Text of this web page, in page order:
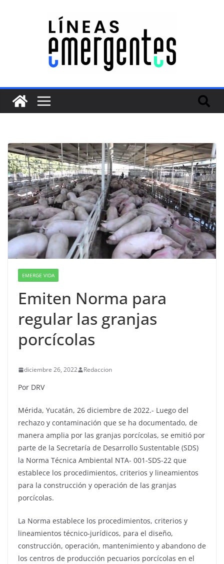
EMERGE VIDA
Emiten Norma para
regular las granjas
porcícolas
diciembre 26, 2022 Redaccion
Por DRV
Mérida, Yucatán, 26 diciembre de 2022.- Luego del
rechazo y contaminación que se ha documentado, de
manera amplia por las granjas porcícolas, se emitió por
parte de la Secretaría de Desarrollo Sustentable (SDS)
la Norma Técnica Ambiental NTA- 001-SDS-22 que
establece los procedimientos, criterios y lineamientos
para la construcción y operación de las granjas
porcícolas.
La Norma establece los procedimientos, criterios y
lineamientos técnico-jurídicos, para el diseño,
construcción, operación, mantenimiento y abandono de
los centros de producción pecuarios porcícolas en el